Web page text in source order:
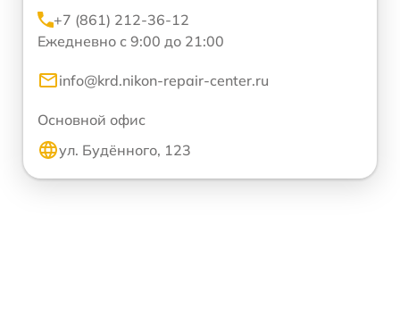
+7 (861) 212-36-12
Ежедневно с 9:00 до 21:00
info@krd.nikon-repair-center.ru
Основной офис
ул. Будённого, 123